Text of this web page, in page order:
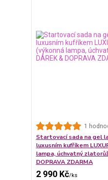
1
Startovací sada na gel
luxusním kufříkem
lampa, úchvatný
DOPRAVA ZDARMA
2 990 Kč/ks